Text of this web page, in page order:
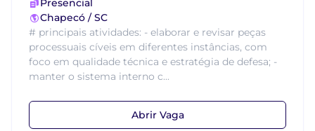
Presencial
Chapecó / SC
# principais atividades: - elaborar e revisar peças
processuais cíveis em diferentes instâncias, com
foco em qualidade técnica e estratégia de defesa; -
manter o sistema interno c...
Abrir Vaga